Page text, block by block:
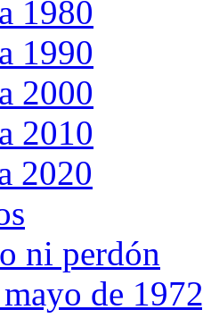
1980
1990
2000
2010
2020
ni perdón
de